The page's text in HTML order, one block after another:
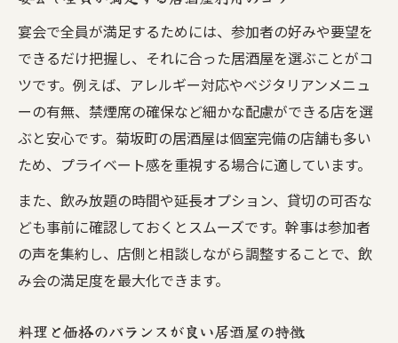
宴会で全員が満足するためには、参加者の好みや要望を
できるだけ把握し、それに合った居酒屋を選ぶことがコ
ツです。例えば、アレルギー対応やベジタリアンメニュ
ーの有無、禁煙席の確保など細かな配慮ができる店を選
ぶと安心です。菊坂町の居酒屋は個室完備の店舗も多い
ため、プライベート感を重視する場合に適しています。
また、飲み放題の時間や延長オプション、貸切の可否な
ども事前に確認しておくとスムーズです。幹事は参加者
の声を集約し、店側と相談しながら調整することで、飲
み会の満足度を最大化できます。
料理と価格のバランスが良い居酒屋の特徴